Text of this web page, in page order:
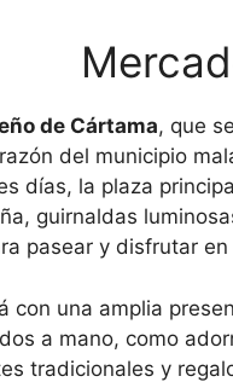
de Cártama, que
del municipio
días, la plaza
guirnaldas
pasear y disfrutar
con una amplia
a mano, como
tradicionales y